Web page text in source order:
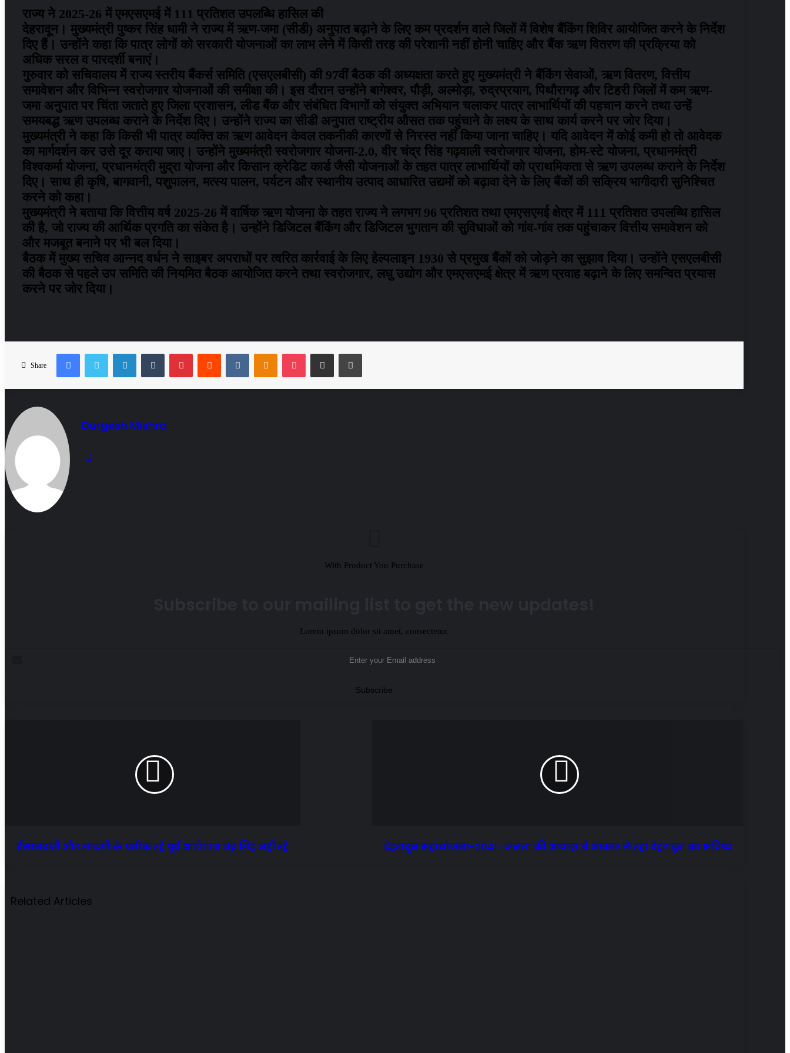
राज्य ने 2025-26 में एमएसएमई में 111 प्रतिशत उपलब्धि हासिल की
देहरादून। मुख्यमंत्री पुष्कर सिंह धामी ने राज्य में ऋण-जमा (सीडी) अनुपात बढ़ाने के लिए कम प्रदर्शन वाले जिलों में विशेष बैंकिंग शिविर आयोजित करने के निर्देश
दिए हैं। उन्होंने कहा कि पात्र लोगों को सरकारी योजनाओं का लाभ लेने में किसी तरह की परेशानी नहीं होनी चाहिए और बैंक ऋण वितरण की प्रक्रिया को
अधिक सरल व पारदर्शी बनाएं।
गुरुवार को सचिवालय में राज्य स्तरीय बैंकर्स समिति (एसएलबीसी) की 97वीं बैठक की अध्यक्षता करते हुए मुख्यमंत्री ने बैंकिंग सेवाओं, ऋण वितरण, वित्तीय
समावेशन और विभिन्न स्वरोजगार योजनाओं की समीक्षा की। इस दौरान उन्होंने बागेश्वर, पौड़ी, अल्मोड़ा, रुद्रप्रयाग, पिथौरागढ़ और टिहरी जिलों में कम ऋण-
जमा अनुपात पर चिंता जताते हुए जिला प्रशासन, लीड बैंक और संबंधित विभागों को संयुक्त अभियान चलाकर पात्र लाभार्थियों की पहचान करने तथा उन्हें
समयबद्ध ऋण उपलब्ध कराने के निर्देश दिए। उन्होंने राज्य का सीडी अनुपात राष्ट्रीय औसत तक पहुंचाने के लक्ष्य के साथ कार्य करने पर जोर दिया।
मुख्यमंत्री ने कहा कि किसी भी पात्र व्यक्ति का ऋण आवेदन केवल तकनीकी कारणों से निरस्त नहीं किया जाना चाहिए। यदि आवेदन में कोई कमी हो तो आवेदक
का मार्गदर्शन कर उसे दूर कराया जाए। उन्होंने मुख्यमंत्री स्वरोजगार योजना-2.0, वीर चंद्र सिंह गढ़वाली स्वरोजगार योजना, होम-स्टे योजना, प्रधानमंत्री
विश्वकर्मा योजना, प्रधानमंत्री मुद्रा योजना और किसान क्रेडिट कार्ड जैसी योजनाओं के तहत पात्र लाभार्थियों को प्राथमिकता से ऋण उपलब्ध कराने के निर्देश
दिए। साथ ही कृषि, बागवानी, पशुपालन, मत्स्य पालन, पर्यटन और स्थानीय उत्पाद आधारित उद्यमों को बढ़ावा देने के लिए बैंकों की सक्रिय भागीदारी सुनिश्चित
करने को कहा।
मुख्यमंत्री ने बताया कि वित्तीय वर्ष 2025-26 में वार्षिक ऋण योजना के तहत राज्य ने लगभग 96 प्रतिशत तथा एमएसएमई क्षेत्र में 111 प्रतिशत उपलब्धि हासिल
की है, जो राज्य की आर्थिक प्रगति का संकेत है। उन्होंने डिजिटल बैंकिंग और डिजिटल भुगतान की सुविधाओं को गांव-गांव तक पहुंचाकर वित्तीय समावेशन को
और मजबूत बनाने पर भी बल दिया।
बैठक में मुख्य सचिव आन्नद वर्धन ने साइबर अपराधों पर त्वरित कार्रवाई के लिए हेल्पलाइन 1930 से प्रमुख बैंकों को जोड़ने का सुझाव दिया। उन्होंने एसएलबीसी
की बैठक से पहले उप समिति की नियमित बैठक आयोजित करने तथा स्वरोजगार, लघु उद्योग और एमएसएमई क्षेत्र में ऋण प्रवाह बढ़ाने के लिए समन्वित प्रयास
करने पर जोर दिया।
Share
FacebookTwitter LinkedInTumblrPinterestReddit VKontakteOdnoklassniki
Pocket Share via Email Print
Durgesh Mishra
Website
With Product You Purchase
Lorem ipsum dolor sit amet, consectetur.
ईमानदारी और सादगी के प्रतीक रहे पूर्व आईएएस चंद्र सिंह नहीं रहे देहरादून महायोजना-2041 : जनता की आवाज़ से आकार ले रहा देहरादून का भविष्य
Related Articles